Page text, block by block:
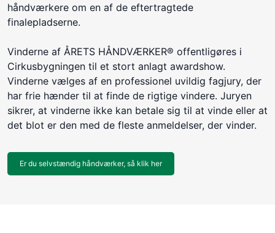
håndværkere om en af de eftertragtede
finalepladserne.
Vinderne af ÅRETS HÅNDVÆRKER® offentligøres i
Cirkusbygningen til et stort anlagt awardshow.
Vinderne vælges af en professionel uvildig fagjury, der
har frie hænder til at finde de rigtige vindere. Juryen
sikrer, at vinderne ikke kan betale sig til at vinde eller at
det blot er den med de fleste anmeldelser, der vinder.
Er du selvstændig håndværker, så klik her